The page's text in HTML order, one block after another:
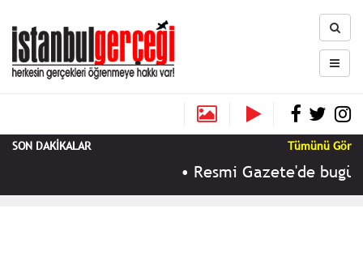
SON DAKİKALAR Tümünü Gör
Resmi Gazete'de bugün